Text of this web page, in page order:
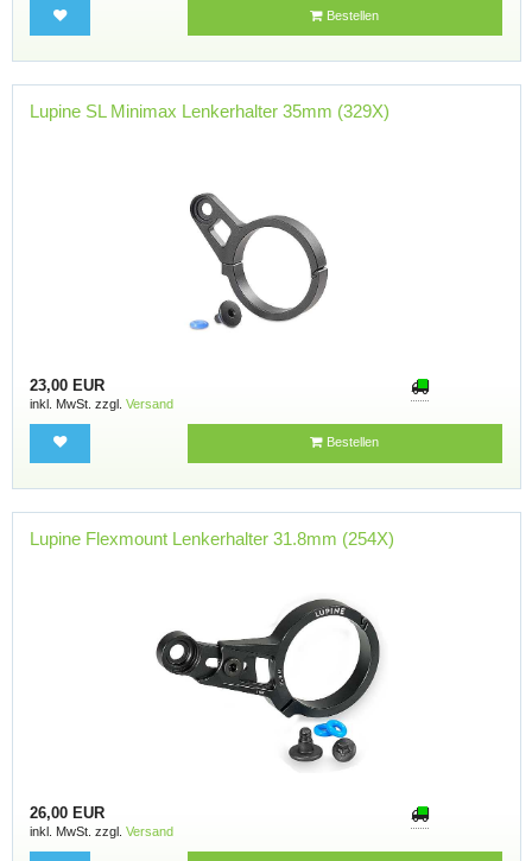
Bestellen
Lupine SL Minimax Lenkerhalter 35mm (329X)
23,00 EUR
inkl. MwSt. zzgl. Versand
Bestellen
Lupine Flexmount Lenkerhalter 31.8mm (254X)
26,00 EUR
inkl. MwSt. zzgl. Versand